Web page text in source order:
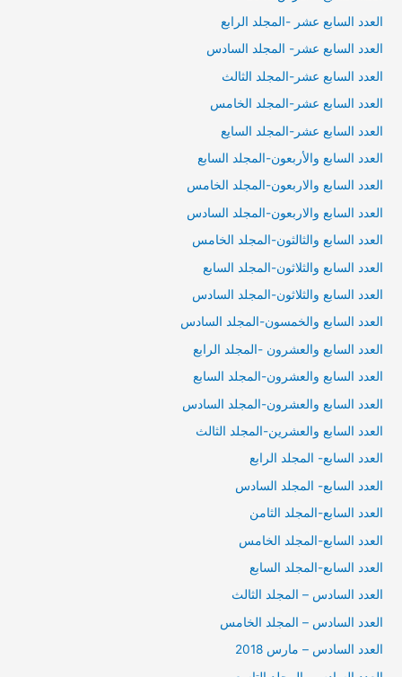
العدد السابع عشر -المجلد الرابع
العدد السابع عشر- المجلد السادس
العدد السابع عشر-المجلد الثالث
العدد السابع عشر-المجلد الخامس
العدد السابع عشر-المجلد السايع
العدد السابع والأربعون-المجلد السابع
العدد السابع والاربعون-المجلد الخامس
العدد السابع والاربعون-المجلد السادس
العدد السابع والثالثون-المجلد الخامس
العدد السابع والثلاثون-المجلد السابع
العدد السابع والثلاثون-المجلد السادس
العدد السابع والخمسون-المجلد السادس
العدد السابع والعشرون -المجلد الرابع
العدد السابع والعشرون-المجلد السابع
العدد السابع والعشرون-المجلد السادس
العدد السابع والعشرين-المجلد الثالث
العدد السابع- المجلد الرابع
العدد السابع- المجلد السادس
العدد السابع-المجلد الثامن
العدد السابع-المجلد الخامس
العدد السابع-المجلد السابع
العدد السادس – المجلد الثالث
العدد السادس – المجلد الخامس
العدد السادس – مارس 2018